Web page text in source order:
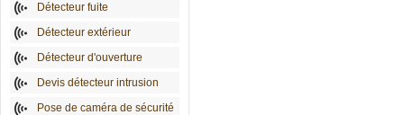
Détecteur fuite
Détecteur extérieur
Détecteur d'ouverture
Devis détecteur intrusion
Pose de caméra de sécurité